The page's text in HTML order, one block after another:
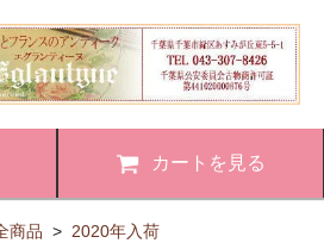
カートを見る
商品 > 2020年入荷